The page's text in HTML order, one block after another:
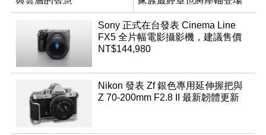
App「Atmos」登場
Sony 正式在台發表 Cinema Line
FX5 全片幅電影攝影機，建議售價
NT$144,980
Nikon 發表 Zf 銀色專用延伸握把與
Z 70-200mm F2.8 II 最新韌體更新